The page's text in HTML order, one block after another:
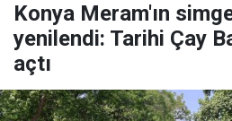
Konya Meram'ın
yenilendi: Tarihi Çay
açtı